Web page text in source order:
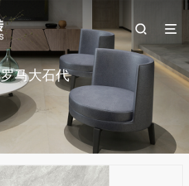
罗马大石代